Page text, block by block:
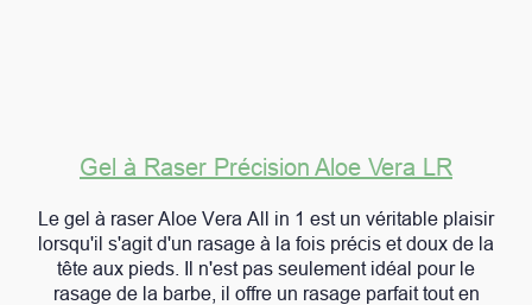
Gel à Raser Précision Aloe Vera LR
Le gel à raser Aloe Vera All in 1 est un véritable plaisir
lorsqu'il s'agit d'un rasage à la fois précis et doux de la
tête aux pieds. Il n'est pas seulement idéal pour le
rasage de la barbe, il offre un rasage parfait tout en